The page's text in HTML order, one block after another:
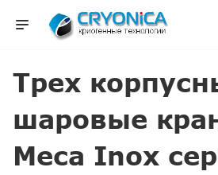
Трех
шаровые
Meca Inox